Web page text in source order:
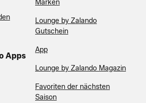
Apps
Marken
Lounge by Zalando
Gutschein
App
Lounge by Zalando Magazin
Favoriten der nächsten
Saison